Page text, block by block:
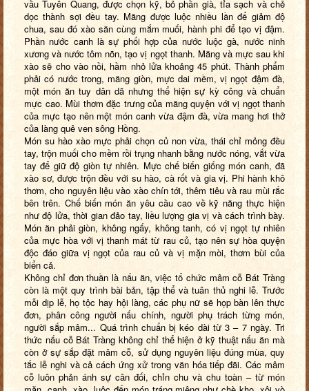
vầu Tuyên Quang, được chọn kỹ, bỏ phần già, tỉa sạch và chẻ
dọc thành sợi đều tay. Măng được luộc nhiều lần để giảm độ
chua, sau đó xào săn cùng mắm muối, hành phi để tạo vị đậm.
Phần nước canh là sự phối hợp của nước luộc gà, nước ninh
xương và nước tôm nõn, tạo vị ngọt thanh. Măng và mực sau khi
xào sẽ cho vào nồi, hầm nhỏ lửa khoảng 45 phút. Thành phẩm
phải có nước trong, măng giòn, mực dai mềm, vị ngọt đậm đà,
một món ăn tuy dân dã nhưng thể hiện sự kỳ công và chuẩn
mực cao. Mùi thơm đặc trưng của măng quyện với vị ngọt thanh
của mực tạo nên một món canh vừa đậm đà, vừa mang hơi thở
của làng quê ven sông Hồng.
Món su hào xào mực phải chọn củ non vừa, thái chỉ mỏng đều
tay, trộn muối cho mềm rồi trụng nhanh bằng nước nóng, vắt vừa
tay để giữ độ giòn tự nhiên. Mực chế biến giống món canh, đã
xào sơ, được trộn đều với su hào, cà rốt và gia vị. Phi hành khô
thơm, cho nguyên liệu vào xào chín tới, thêm tiêu và rau mùi rắc
bên trên. Chế biến món ăn yêu cầu cao về kỹ năng thực hiện
như độ lửa, thời gian đảo tay, liều lượng gia vị và cách trình bày.
Món ăn phải giòn, không ngấy, không tanh, có vị ngọt tự nhiên
của mực hòa với vị thanh mát từ rau củ, tạo nên sự hòa quyện
độc đáo giữa vị ngọt của rau củ và vị mặn mòi, thơm bùi của
biển cả.
Không chỉ đơn thuần là nấu ăn, việc tổ chức mâm cỗ Bát Tràng
còn là một quy trình bài bản, tập thể và tuân thủ nghi lễ. Trước
mỗi dịp lễ, họ tộc hay hội làng, các phụ nữ sẽ họp bàn lên thực
đơn, phân công người nấu chính, người phụ trách từng món,
người sắp mâm... Quá trình chuẩn bị kéo dài từ 3 – 7 ngày. Tri
thức nấu cỗ Bát Tràng không chỉ thể hiện ở kỹ thuật nấu ăn mà
còn ở sự sắp đặt mâm cỗ, sử dụng nguyên liệu đúng mùa, quy
tắc lễ nghi và cả cách ứng xử trong văn hóa tiếp đãi. Các mâm
cỗ luôn phản ánh sự cân đối, chỉn chu và chu toàn – từ món